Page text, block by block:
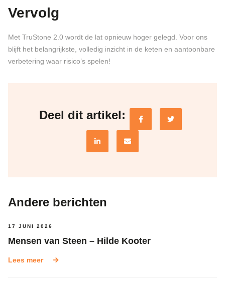
Vervolg
Met TruStone 2.0 wordt de lat opnieuw hoger gelegd. Voor ons
blijft het belangrijkste, volledig inzicht in de keten en aantoonbare
verbetering waar risico’s spelen!
Deel dit artikel:
Andere berichten
17 JUNI 2026
Mensen van Steen – Hilde Kooter
Lees meer